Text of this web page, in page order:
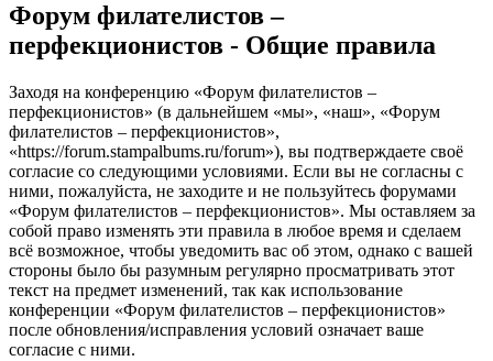
Форум филателистов –
перфекционистов - Общие правила
Заходя на конференцию «Форум филателистов –
перфекционистов» (в дальнейшем «мы», «наш», «Форум
филателистов – перфекционистов»,
«https://forum.stampalbums.ru/forum»), вы подтверждаете своё
согласие со следующими условиями. Если вы не согласны с
ними, пожалуйста, не заходите и не пользуйтесь форумами
«Форум филателистов – перфекционистов». Мы оставляем за
собой право изменять эти правила в любое время и сделаем
всё возможное, чтобы уведомить вас об этом, однако с вашей
стороны было бы разумным регулярно просматривать этот
текст на предмет изменений, так как использование
конференции «Форум филателистов – перфекционистов»
после обновления/исправления условий означает ваше
согласие с ними.